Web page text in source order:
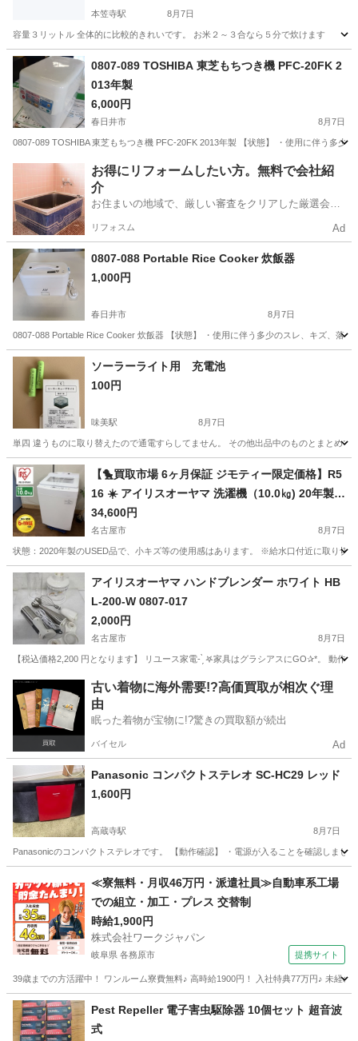
本笠寺駅 8月7日
容量３リットル 全体的に比較的きれいです。 お米２～３合なら５分で炊けます
愛知 名古屋市 キッチン家電 圧力鍋
0807-089 TOSHIBA 東芝もちつき機 PFC-20FK 2
013年製
6,000円
春日井市 8月7日
0807-089 TOSHIBA 東芝もちつき機 PFC-20FK 2013年製 【状態】 ・使用に伴う多少
春日井市 キッチン家電 もちつき
お得にリフォームしたい方。無料で会社紹
介
お住まいの地域で、厳しい審査をクリアした厳選会社
リフォスム Ad
0807-088 Portable Rice Cooker 炊飯器
1,000円
春日井市 8月7日
0807-088 Portable Rice Cooker 炊飯器 【状態】 ・使用に伴う多少のスレ、キズ、落
愛知 春日井市 キッチン家電 Cooker
ソーラーライト用 充電池
100円
味美駅 8月7日
単四 違うものに取り替えたので通電すらしてません。 その他出品中のものとまとめて
愛知 春日井市 味美駅 生活家電
【🐤買取市場 6ヶ月保証 ジモティー限定価格】R5
16 ☀️ アイリスオーヤマ 洗濯機（10.0㎏) 20年製 I
AW-T1001 ⭐ 動作確認済 ⭐ クリーニング済
34,600円
名古屋市 8月7日
状態：2020年製のUSED品で、小キズ等の使用感はあります。 ※給水口付近に取り切
愛知 名古屋市 生活家電 アイリスオーヤマ
アイリスオーヤマ ハンドブレンダー ホワイト HB
L-200-W 0807-017
2,000円
名古屋市 8月7日
【税込価格2,200 円となります】 リユース家電- ̗̀ 𖤐家具はグラシアスにGO✰*。 動作
愛知 キッチン家電
古い着物に海外需要!?高価買取が相次ぐ理
由
眠った着物が宝物に!?驚きの買取額が続出
バイセル Ad
Panasonic コンパクトステレオ SC-HC29 レッド
1,600円
高蔵寺駅 8月7日
Panasonicのコンパクトステレオです。 【動作確認】 ・電源が入ることを確認しまし
高蔵寺駅 家電
≪寮無料・月収46万円・派遣社員≫自動車系工場
での組立・加工・プレス 交替制
時給1,900円
株式会社ワークジャパン
岐阜県 各務原市 提携サイト
39歳までの方活躍中！ ワンルーム寮費無料♪ 高時給1900円！ 入社特典77万円♪ 未経
岐阜 各務原市 Pest Repeller 電子害虫駆除器 10個セット 超音波
式